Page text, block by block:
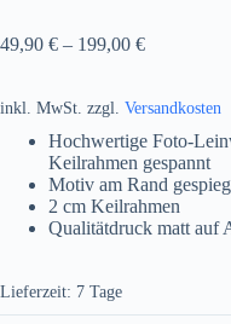
49,90 € – 199,00 €
inkl. MwSt. zzgl. Versandkosten
Hochwertige Foto-
Keilrahmen gespannt
Motiv am Rand
2 cm Keilrahmen
Qualitätdruck matt auf
Lieferzeit: 7 Tage